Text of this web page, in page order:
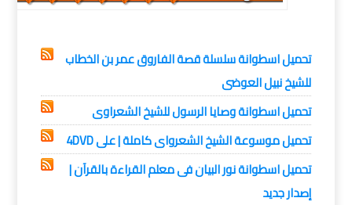
تحميل اسطوانة سلسلة قصة الفاروق عمر بن الخطاب
للشيخ نبيل العوضى
تحميل اسطوانة وصايا الرسول للشيخ الشعراوى
تحميل موسوعة الشيخ الشعرواى كاملة | على 4DVD
تحميل اسطوانة نور البيان فى معلم القراءة بالقرآن |
إصدار جديد